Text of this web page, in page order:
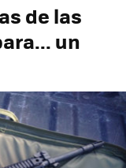
de las
un